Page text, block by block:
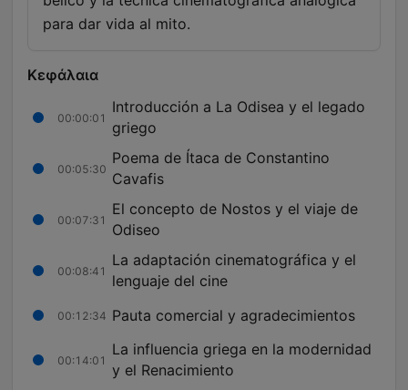
para dar vida al mito.
Κεφάλαια
00:00:01
Introducción a La Odisea y el legado
griego
00:05:30
Poema de Ítaca de Constantino
Cavafis
00:07:31
El concepto de Nostos y el viaje de
Odiseo
00:08:41
La adaptación cinematográfica y el
lenguaje del cine
00:12:34 Pauta comercial y agradecimientos
00:14:01
La influencia griega en la modernidad
y el Renacimiento